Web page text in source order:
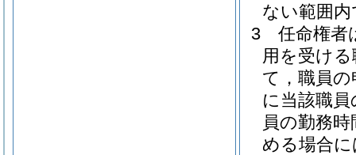
ない範囲
3
任命権者
用を受け
て，職員
に当該職
員の勤務
める場合